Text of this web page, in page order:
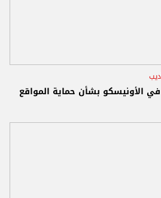
الأونيسكو بشأن حماية المواقع